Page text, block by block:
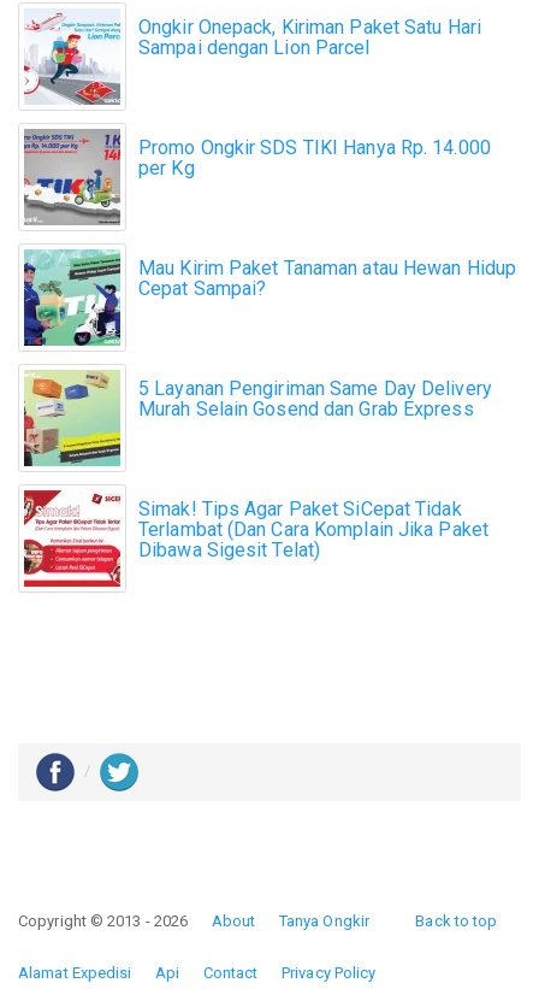
Ongkir Onepack, Kiriman Paket Satu Hari
Sampai dengan Lion Parcel
Promo Ongkir SDS TIKI Hanya Rp. 14.000
per Kg
Mau Kirim Paket Tanaman atau Hewan Hidup
Cepat Sampai?
5 Layanan Pengiriman Same Day Delivery
Murah Selain Gosend dan Grab Express
Simak! Tips Agar Paket SiCepat Tidak
Terlambat (Dan Cara Komplain Jika Paket
Dibawa Sigesit Telat)
Back to top
Copyright © 2013 - 2026 About Tanya Ongkir
Alamat Expedisi Api Contact Privacy Policy